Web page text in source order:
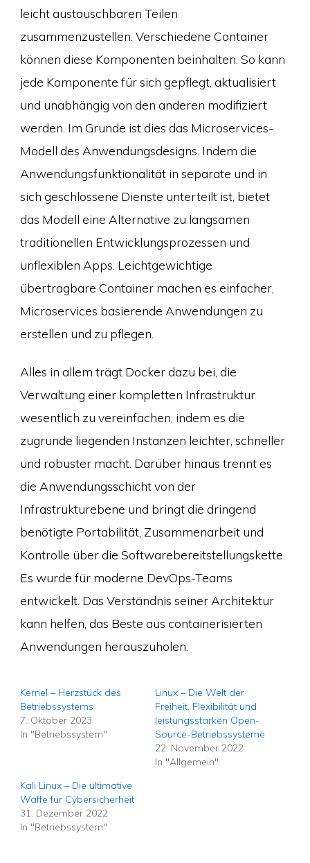
leicht austauschbaren Teilen
zusammenzustellen. Verschiedene Container
können diese Komponenten beinhalten. So kann
jede Komponente für sich gepflegt, aktualisiert
und unabhängig von den anderen modifiziert
werden. Im Grunde ist dies das Microservices-
Modell des Anwendungsdesigns. Indem die
Anwendungsfunktionalität in separate und in
sich geschlossene Dienste unterteilt ist, bietet
das Modell eine Alternative zu langsamen
traditionellen Entwicklungsprozessen und
unflexiblen Apps. Leichtgewichtige
übertragbare Container machen es einfacher,
Microservices basierende Anwendungen zu
erstellen und zu pflegen.
Alles in allem trägt Docker dazu bei, die
Verwaltung einer kompletten Infrastruktur
wesentlich zu vereinfachen, indem es die
zugrunde liegenden Instanzen leichter, schneller
und robuster macht. Darüber hinaus trennt es
die Anwendungsschicht von der
Infrastrukturebene und bringt die dringend
benötigte Portabilität, Zusammenarbeit und
Kontrolle über die Softwarebereitstellungskette.
Es wurde für moderne DevOps-Teams
entwickelt. Das Verständnis seiner Architektur
kann helfen, das Beste aus containerisierten
Anwendungen herauszuholen.
Kernel – Herzstück des
Betriebssystems
7. Oktober 2023
In "Betriebssystem"
Linux – Die Welt der
Freiheit, Flexibilität und
leistungsstarken Open-
Source-Betriebssysteme
22. November 2022
In "Allgemein"
Kali Linux – Die ultimative
Waffe für Cybersicherheit
31. Dezember 2022
In "Betriebssystem"